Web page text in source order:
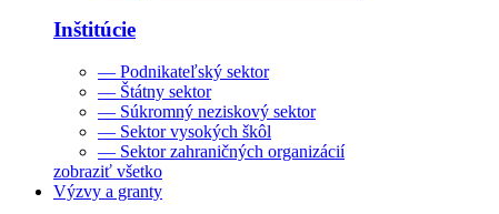
Inštitúcie
— Podnikateľský sektor
— Štátny sektor
— Súkromný neziskový sektor
— Sektor vysokých škôl
— Sektor zahraničných organizácií
zobraziť všetko
Výzvy a granty